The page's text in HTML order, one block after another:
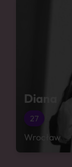
Diana
27
Wrocław